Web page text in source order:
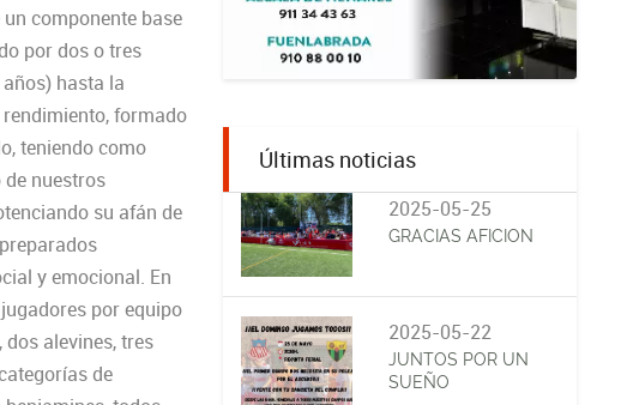
componente base
por dos o tres
hasta la
formado
teniendo como
nuestros
su afán de
y emocional. En
por equipo
alevines, tres
de
Últimas noticias
2025-05-25
GRACIAS AFICION
2025-05-22
JUNTOS POR UN
SUEÑO